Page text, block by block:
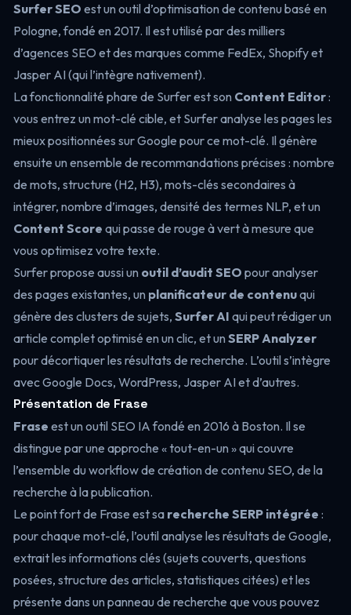
Surfer SEO est un outil d’optimisation de contenu basé en
Pologne, fondé en 2017. Il est utilisé par des milliers
d’agences SEO et des marques comme FedEx, Shopify et
Jasper AI (qui l’intègre nativement).
La fonctionnalité phare de Surfer est son Content Editor:
vous entrez un mot-clé cible, et Surfer analyse les pages les
mieux positionnées sur Google pour ce mot-clé. Il génère
ensuite un ensemble de recommandations précises : nombre
de mots, structure (H2, H3), mots-clés secondaires à
intégrer, nombre d’images, densité des termes NLP, et un
Content Score qui passe de rouge à vert à mesure que
vous optimisez votre texte.
Surfer propose aussi un outil d’audit SEO pour analyser
des pages existantes, un planificateur de contenuqui
génère des clusters de sujets, Surfer AI qui peut rédiger un
article complet optimisé en un clic, et un SERP Analyzer
pour décortiquer les résultats de recherche. L’outil s’intègre
avec Google Docs, WordPress, Jasper AI et d’autres.
Présentation de Frase
Frase est un outil SEO IA fondé en 2016 à Boston. Il se
distingue par une approche « tout-en-un » qui couvre
l’ensemble du workflow de création de contenu SEO, de la
recherche à la publication.
Le point fort de Frase est sa recherche SERP intégrée :
pour chaque mot-clé, l’outil analyse les résultats de Google,
extrait les informations clés (sujets couverts, questions
posées, structure des articles, statistiques citées) et les
présente dans un panneau de recherche que vous pouvez